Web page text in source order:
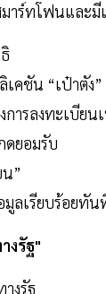
าร์ทโฟนและมี
คชัน “เป๋าตัง”
การลงทะเบีย
ดยอมรับ
”
ลเรียบร้อยทัน
งรัฐ"
งรัฐ